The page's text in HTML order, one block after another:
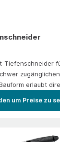
Tiefenschneider
zugänglichen
erlaubt
Schnitte (Art.-
um Preise zu